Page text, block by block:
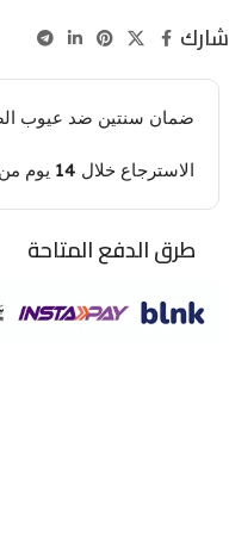
شارك
ضمان سنتين ضد عيوب
الاسترجاع خلال 14 يوم من تاريخ الاستلام
طرق الدفع المتاحة